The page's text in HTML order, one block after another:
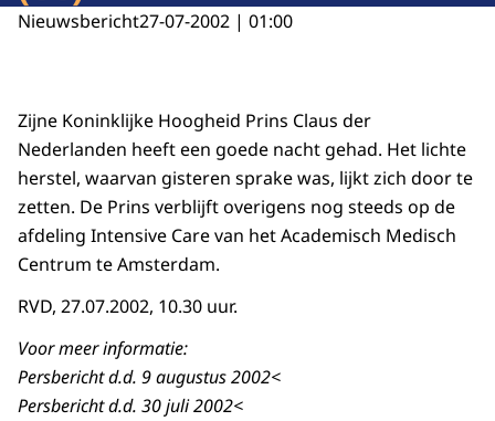
Nieuwsbericht27-07-2002 | 01:00
Zijne Koninklijke Hoogheid Prins Claus der
Nederlanden heeft een goede nacht gehad. Het lichte
herstel, waarvan gisteren sprake was, lijkt zich door te
zetten. De Prins verblijft overigens nog steeds op de
afdeling Intensive Care van het Academisch Medisch
Centrum te Amsterdam.
RVD, 27.07.2002, 10.30 uur.
Voor meer informatie:
Persbericht d.d. 9 augustus 2002<
Persbericht d.d. 30 juli 2002<